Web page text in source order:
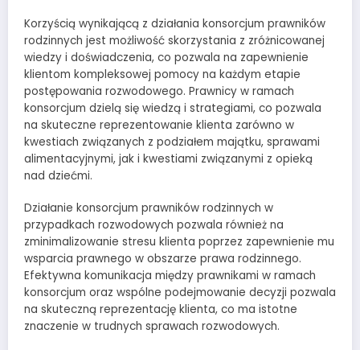
Korzyścią wynikającą z działania konsorcjum prawników
rodzinnych jest możliwość skorzystania z zróżnicowanej
wiedzy i doświadczenia, co pozwala na zapewnienie
klientom kompleksowej pomocy na każdym etapie
postępowania rozwodowego. Prawnicy w ramach
konsorcjum dzielą się wiedzą i strategiami, co pozwala
na skuteczne reprezentowanie klienta zarówno w
kwestiach związanych z podziałem majątku, sprawami
alimentacyjnymi, jak i kwestiami związanymi z opieką
nad dziećmi.
Działanie konsorcjum prawników rodzinnych w
przypadkach rozwodowych pozwala również na
zminimalizowanie stresu klienta poprzez zapewnienie mu
wsparcia prawnego w obszarze prawa rodzinnego.
Efektywna komunikacja między prawnikami w ramach
konsorcjum oraz wspólne podejmowanie decyzji pozwala
na skuteczną reprezentację klienta, co ma istotne
znaczenie w trudnych sprawach rozwodowych.